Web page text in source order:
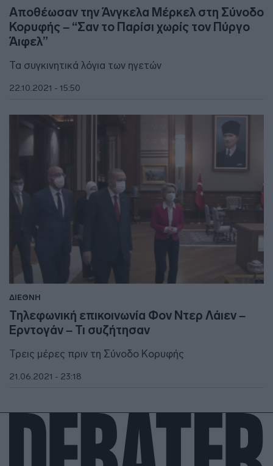
Αποθέωσαν την Άνγκελα Μέρκελ στη Σύνοδο
Κορυφής – “Σαν το Παρίσι χωρίς τον Πύργο
Άιφελ”
Τα συγκινητικά λόγια των ηγετών
22.10.2021 - 15:50
ΔΙΕΘΝΗ
Τηλεφωνική επικοινωνία Φον Ντερ Λάιεν –
Ερντογάν – Τι συζήτησαν
Τρεις μέρες πριν τη Σύνοδο Κορυφής
21.06.2021 - 23:18